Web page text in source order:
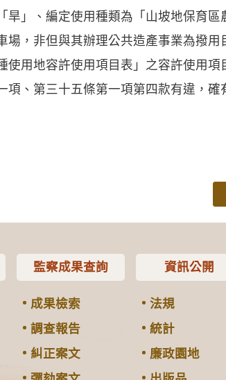
旱」、編定使用種類為「山坡地保育區
，非但與其辦理公共造產事業為撥用
用地容許使用項目表」之容許使用項
項、第三十五條第一項第四款有違，確
監察成果查詢
成果檢索
調查報告
糾正案文
資訊公開
法規
統計
廉政園地